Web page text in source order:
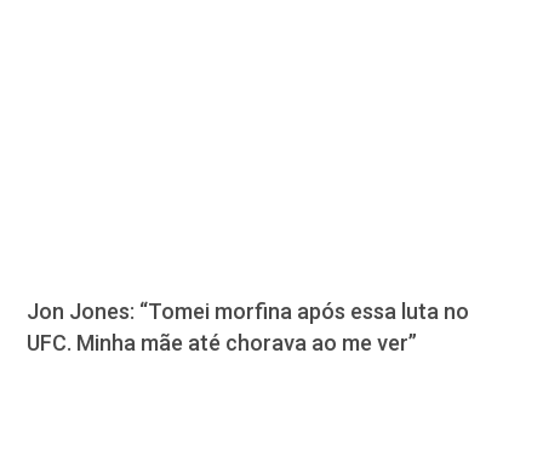
Jon Jones: “Tomei morfina após essa luta no
UFC. Minha mãe até chorava ao me ver”